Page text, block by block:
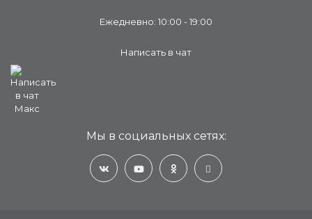
Ежедневно: 10:00 - 19:00
Написать в чат
Мы в социальных сетях: